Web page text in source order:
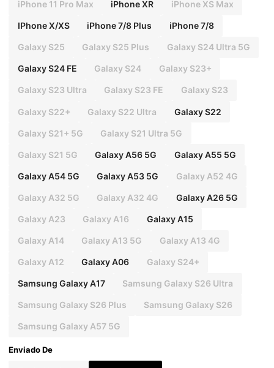
iPhone 11 Pro Max iPhone XR iPhone XS Max
IPhone X/XS iPhone 7/8 Plus iPhone 7/8
Galaxy S25 Galaxy S25 Plus Galaxy S24 Ultra 5G
Galaxy S24 FE Galaxy S24 Galaxy S23+
Galaxy S23 Ultra Galaxy S23 FE Galaxy S23
Galaxy S22+ Galaxy S22 Ultra Galaxy S22
Galaxy S21+ 5G Galaxy S21 Ultra 5G
Galaxy S21 5G Galaxy A56 5G Galaxy A55 5G
Galaxy A54 5G Galaxy A53 5G Galaxy A52 4G
Galaxy A32 5G Galaxy A32 4G Galaxy A26 5G
Galaxy A23 Galaxy A16 Galaxy A15
Galaxy A14 Galaxy A13 5G Galaxy A13 4G
Galaxy A12 Galaxy A06 Galaxy S24+
Samsung Galaxy A17 Samsung Galaxy S26 Ultra
Samsung Galaxy S26 Plus Samsung Galaxy S26
Samsung Galaxy A57 5G
Enviado De